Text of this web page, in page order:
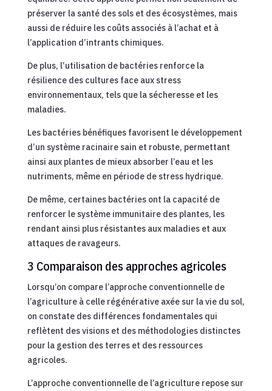
préserver la santé des sols et des écosystèmes, mais
aussi de réduire les coûts associés à l’achat et à
l’application d’intrants chimiques.
De plus, l’utilisation de bactéries renforce la
résilience des cultures face aux stress
environnementaux, tels que la sécheresse et les
maladies.
Les bactéries bénéfiques favorisent le développement
d’un système racinaire sain et robuste, permettant
ainsi aux plantes de mieux absorber l’eau et les
nutriments, même en période de stress hydrique.
De même, certaines bactéries ont la capacité de
renforcer le système immunitaire des plantes, les
rendant ainsi plus résistantes aux maladies et aux
attaques de ravageurs.
3 Comparaison des approches agricoles
Lorsqu’on compare l’approche conventionnelle de
l’agriculture à celle régénérative axée sur la vie du sol,
on constate des différences fondamentales qui
reflètent des visions et des méthodologies distinctes
pour la gestion des terres et des ressources
agricoles.
L’approche conventionnelle de l’agriculture repose sur